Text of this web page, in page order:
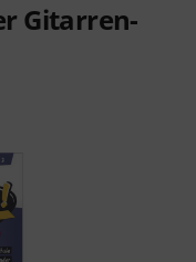
Gitarren-
de clientes